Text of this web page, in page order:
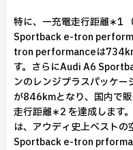
特に、一充電走行距離∗1
Sportback e-tron
tron performanceは
す。さらにAudi A6
ンのレンジプラスパッケ
が846kmとなり、国内で
走行距離∗2 を達成します
は、アウディ史上ベスト
Sportback e-tron